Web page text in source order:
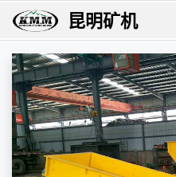
昆明矿机